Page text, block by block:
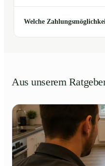
Welche
Aus unserem